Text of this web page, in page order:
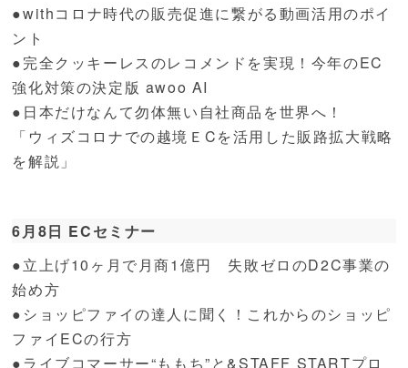
●withコロナ時代の販売促進に繋がる動画活用のポイ
ント
●完全クッキーレスのレコメンドを実現！今年のEC
強化対策の決定版 awoo AI
●日本だけなんて勿体無い自社商品を世界へ！
「ウィズコロナでの越境ＥCを活用した販路拡大戦略
を解説」
6月8日 ECセミナー
●立上げ10ヶ月で月商1億円 失敗ゼロのD2C事業の
始め方
●ショッピファイの達人に聞く！これからのショッピ
ファイECの行方
●ライブコマーサー“ももち”と&STAFF STARTプロ